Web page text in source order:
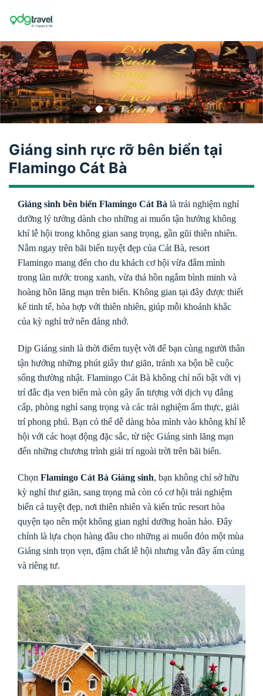
Giáng sinh rực rỡ bên biển tại
Flamingo Cát Bà
Giáng sinh bên biển Flamingo Cát Bà là trải nghiệm nghỉ
dưỡng lý tưởng dành cho những ai muốn tận hưởng không
khí lễ hội trong không gian sang trọng, gần gũi thiên nhiên.
Nằm ngay trên bãi biển tuyệt đẹp của Cát Bà, resort
Flamingo mang đến cho du khách cơ hội vừa đắm mình
trong làn nước trong xanh, vừa thả hồn ngắm bình minh và
hoàng hôn lãng mạn trên biển. Không gian tại đây được thiết
kế tinh tế, hòa hợp với thiên nhiên, giúp mỗi khoảnh khắc
của kỳ nghỉ trở nên đáng nhớ.
Dịp Giáng sinh là thời điểm tuyệt vời để bạn cùng người thân
tận hưởng những phút giây thư giãn, tránh xa bộn bề cuộc
sống thường nhật. Flamingo Cát Bà không chỉ nổi bật với vị
trí đắc địa ven biển mà còn gây ấn tượng với dịch vụ đẳng
cấp, phòng nghỉ sang trọng và các trải nghiệm ẩm thực, giải
trí phong phú. Bạn có thể dễ dàng hòa mình vào không khí lễ
hội với các hoạt động đặc sắc, từ tiệc Giáng sinh lãng mạn
đến những chương trình giải trí ngoài trời trên bãi biển.
Chọn Flamingo Cát Bà Giáng sinh, bạn không chỉ sở hữu
kỳ nghỉ thư giãn, sang trọng mà còn có cơ hội trải nghiệm
biển cả tuyệt đẹp, nơi thiên nhiên và kiến trúc resort hòa
quyện tạo nên một không gian nghỉ dưỡng hoàn hảo. Đây
chính là lựa chọn hàng đầu cho những ai muốn đón một mùa
Giáng sinh trọn vẹn, đậm chất lễ hội nhưng vẫn đầy ấm cúng
và riêng tư.